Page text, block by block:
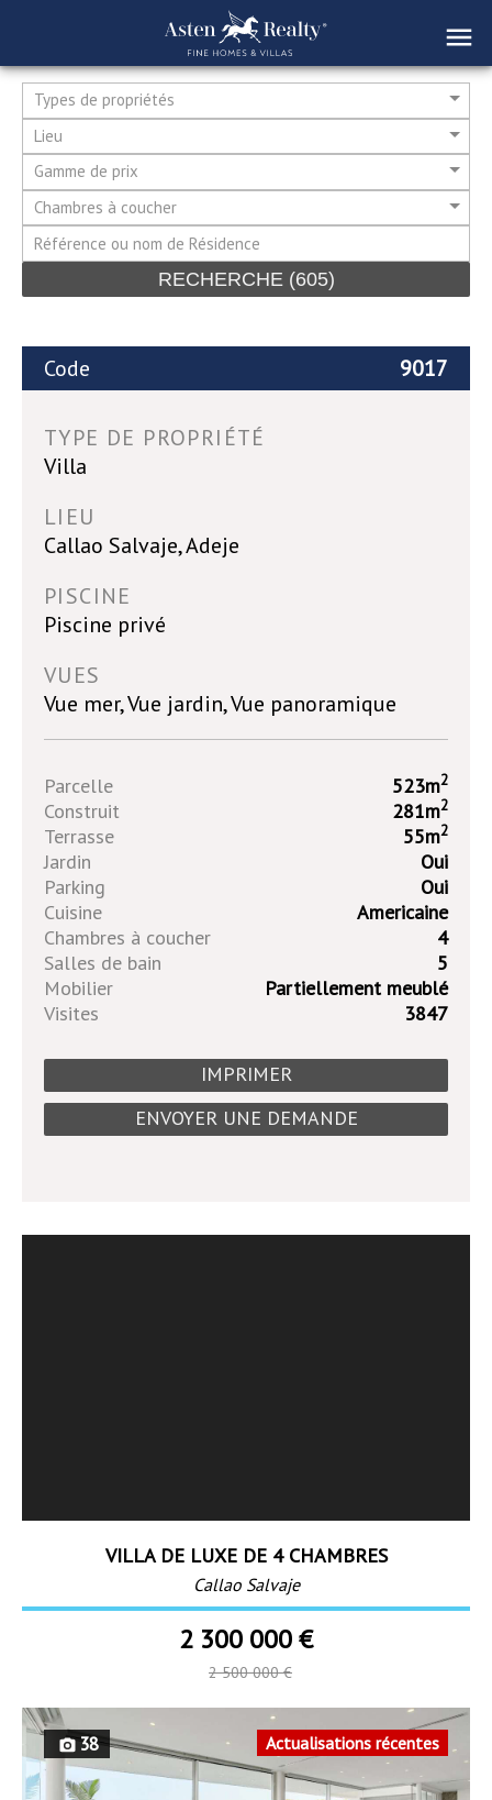
Types de propriétés
Lieu
Gamme de prix
Chambres à coucher
RECHERCHE (605)
Code 9017
TYPE DE PROPRIÉTÉ
Villa
LIEU
Callao Salvaje, Adeje
PISCINE
Piscine privé
VUES
Vue mer, Vue jardin, Vue panoramique
Parcelle 523m2
Construit 281m2
Terrasse 55m2
Jardin
Oui
Parking
Oui
Cuisine
Americaine
Chambres à coucher
4
Salles de bain
5
Mobilier
Partiellement meublé
Visites
3847
IMPRIMER
ENVOYER UNE DEMANDE
VILLA DE LUXE DE 4 CHAMBRES
Callao Salvaje
2 300 000 €
2 500 000 €
38 Actualisations récentes